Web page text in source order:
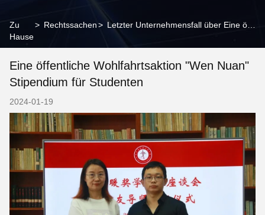
Zu
Hause
> Rechtssachen>
Eine öffentliche Wohlfahrtsaktion "Wen Nuan"
Stipendium für Studenten
2024-01-19